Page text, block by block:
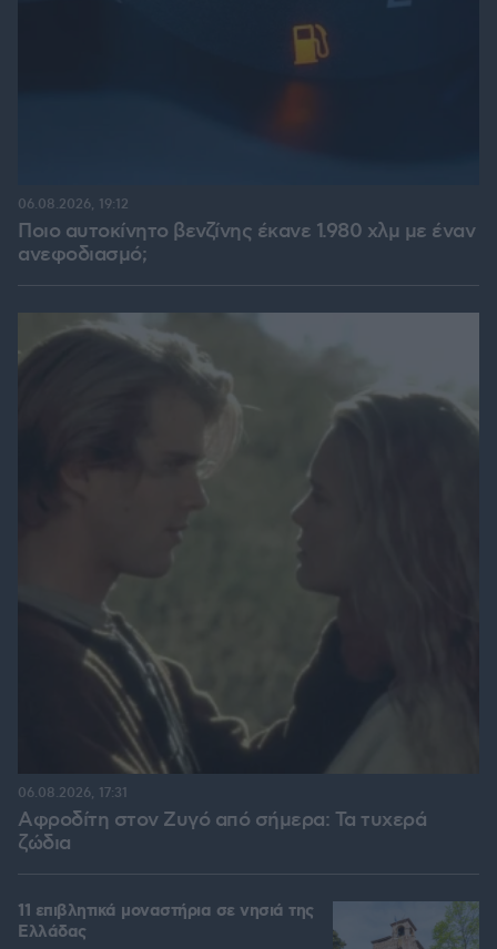
Ποιο αυτοκίνητο βενζίνης έκανε 1.980 χλμ με έναν
ανεφοδιασμό;
06.08.2026, 19:12
Αφροδίτη στον Ζυγό από σήμερα: Τα τυχερά
ζώδια
06.08.2026, 17:31
11 επιβλητικά μοναστήρια σε νησιά της
Ελλάδας